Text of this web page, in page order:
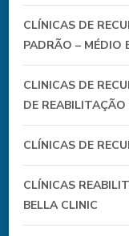
CLÍNICAS DE
PADRÃO – MÉDIO
CLINICAS DE
DE
CLÍNICAS DE
CLÍNICAS
BELLA CLINIC